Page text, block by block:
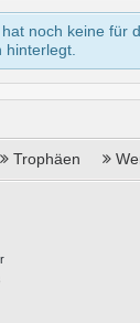
noch keine für
hinterlegt.
Trophäen